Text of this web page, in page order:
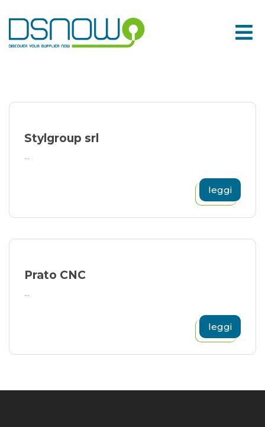
to
content
Stylgroup srl
...
leggi
Prato CNC
...
leggi